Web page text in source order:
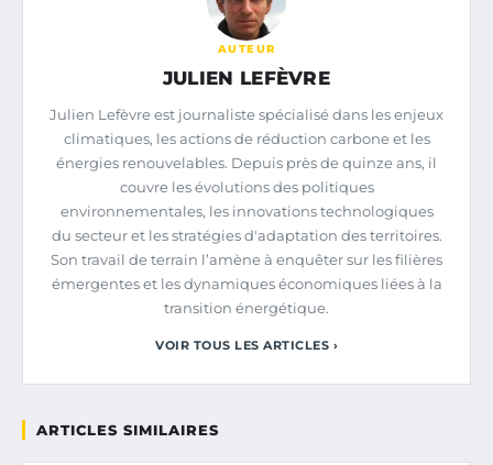
AUTEUR
JULIEN LEFÈVRE
Julien Lefèvre est journaliste spécialisé dans les enjeux
climatiques, les actions de réduction carbone et les
énergies renouvelables. Depuis près de quinze ans, il
couvre les évolutions des politiques
environnementales, les innovations technologiques
du secteur et les stratégies d'adaptation des territoires.
Son travail de terrain l’amène à enquêter sur les filières
émergentes et les dynamiques économiques liées à la
transition énergétique.
VOIR TOUS LES ARTICLES ›
ARTICLES SIMILAIRES